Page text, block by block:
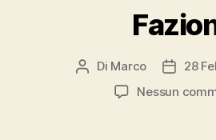
Autore
articolo
Di Marco
Data
28
Nessun